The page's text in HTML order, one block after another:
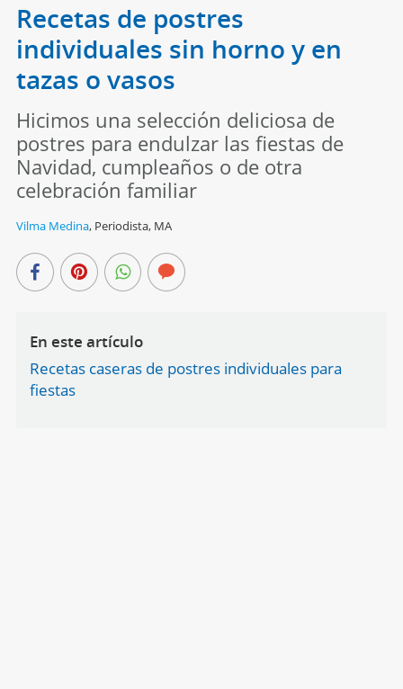
Recetas de postres
individuales sin horno y en
tazas o vasos
Hicimos una selección deliciosa de
postres para endulzar las fiestas de
Navidad, cumpleaños o de otra
celebración familiar
Vilma Medina, Periodista, MA
En este artículo
Recetas caseras de postres individuales para
fiestas